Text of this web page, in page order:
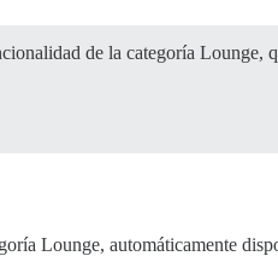
de la categoría
Lounge, automáticamente